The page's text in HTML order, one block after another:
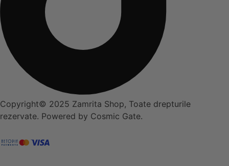
Copyright© 2025 Zamrita Shop, Toate drepturile
rezervate. Powered by Cosmic Gate.